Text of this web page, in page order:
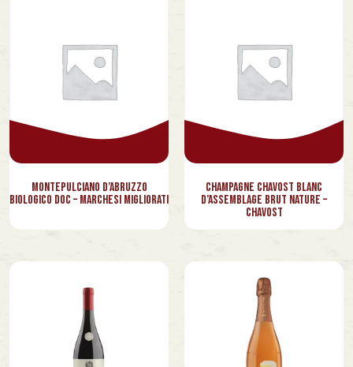
Montepulciano d’Abruzzo
Biologico DOC – Marchesi Migliorati
Champagne Chavost Blanc
d’Assemblage Brut Nature –
Chavost